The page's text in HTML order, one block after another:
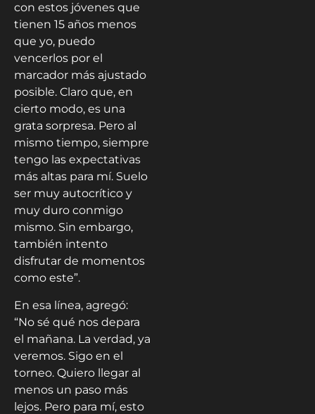
con estos jóvenes que
tienen 15 años menos
que yo, puedo
vencerlos por el
marcador más ajustado
posible. Claro que, en
cierto modo, es una
grata sorpresa. Pero al
mismo tiempo, siempre
tengo las expectativas
más altas para mí. Suelo
ser muy autocrítico y
muy duro conmigo
mismo. Sin embargo,
también intento
disfrutar de momentos
como este”.
En esa línea, agregó:
“No sé qué nos depara
el mañana. La verdad, ya
veremos. Sigo en el
torneo. Quiero llegar al
menos un paso más
lejos. Pero para mí, esto